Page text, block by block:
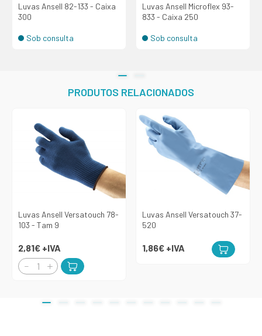
Luvas Ansell 82-133 - Caixa
300
Sob consulta
Luvas Ansell Microflex 93-
833 - Caixa 250
Sob consulta
PRODUTOS RELACIONADOS
Luvas Ansell Versatouch 78-
103 - Tam 9
2,81€ +IVA
Luvas Ansell Versatouch 37-
520
1,86€ +IVA